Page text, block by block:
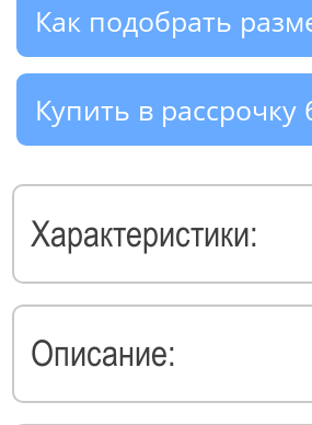
Как подобрать
Купить в рассрочку
Характеристики:
Описание: